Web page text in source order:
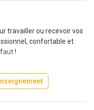
travailler ou recevoir vos
confortable et
!
en quête de flexibilité et
760m² comprend 27
accueillir entre 2 et 4